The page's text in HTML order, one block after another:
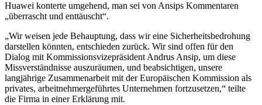
Huawei konterte umgehend, man sei von Ansips Kommentaren
„überrascht und enttäuscht“.
„Wir weisen jede Behauptung, dass wir eine Sicherheitsbedrohung
darstellen könnten, entschieden zurück. Wir sind offen für den
Dialog mit Kommissionsvizepräsident Andrus Ansip, um diese
Missverständnisse auszuräumen, und beabsichtigen, unsere
langjährige Zusammenarbeit mit der Europäischen Kommission als
privates, arbeitnehmergeführtes Unternehmen fortzusetzen,“ teilte
die Firma in einer Erklärung mit.